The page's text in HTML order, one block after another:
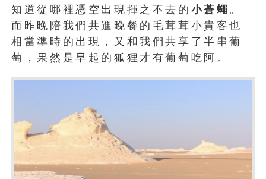
知道從哪裡憑空出現揮之不去的 小蒼蠅 。
而昨晚陪我們共進晚餐的毛茸茸小貴客也
相當準時的出現，又和我們共享了半串葡
萄，果然是早起的狐狸才有葡萄吃阿。